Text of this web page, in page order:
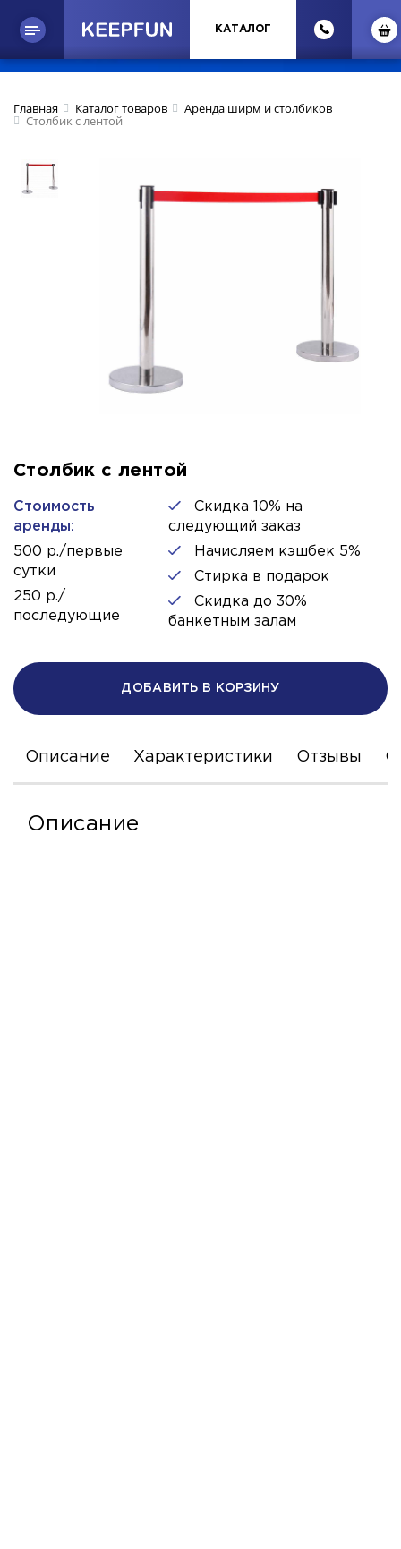
КАТАЛОГ
Главная Каталог товаров Аренда ширм и столбиков
Столбик с лентой
Столбик с лентой
Стоимость
аренды:
500 р./первые
сутки
250 р./
последующие
Скидка 10% на
следующий заказ
Начисляем кэшбек 5%
Стирка в подарок
Скидка до 30%
банкетным залам
ДОБАВИТЬ В КОРЗИНУ
Описание Характеристики Отзывы С
Описание